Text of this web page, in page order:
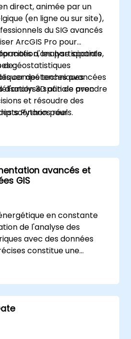
direct, animée par un
(en ligne ou sur site),
du SIG avancés
ArcGIS Pro pour
d'analyse spatiale,
géostatistiques
des techniques
3D afin de prendre
et résoudre des
scénarios réels.
les participants
de :
compétences avancées
d'analyse spatiale avec
Python pour
spatiale pour la
dans des
géostatistiques
avancée des
de données
l'analyse de
3D.
avancés et
GIS
en constante
de l'analyse des
avec des données
constitue une
données fragmentées
opérationnels
intensif de 14
est conçu pour